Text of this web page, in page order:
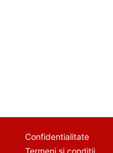
Confidentialitate
Termeni si conditii